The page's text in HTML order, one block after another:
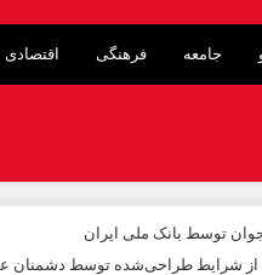
جامعه فرهنگی اقتصادی
شرایط طراحی‌شده توسط دشمنان